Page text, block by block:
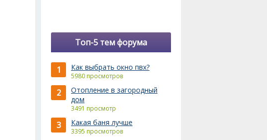
Топ-5 тем форума
1 Как выбрать окно пвх?
5980 просмотров
2
Отопление в загородный
дом
3491 просмотр
3 Какая баня лучше
3395 просмотров